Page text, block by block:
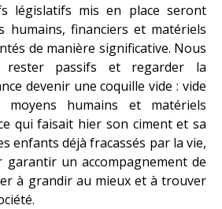
législatifs mis en place seront
humains, financiers et matériels
de manière significative. Nous
rester passifs et regarder la
devenir une coquille vide : vide
humains et matériels
qui faisait hier son ciment et sa
enfants déjà fracassés par la vie,
garantir un accompagnement de
à grandir au mieux et à trouver